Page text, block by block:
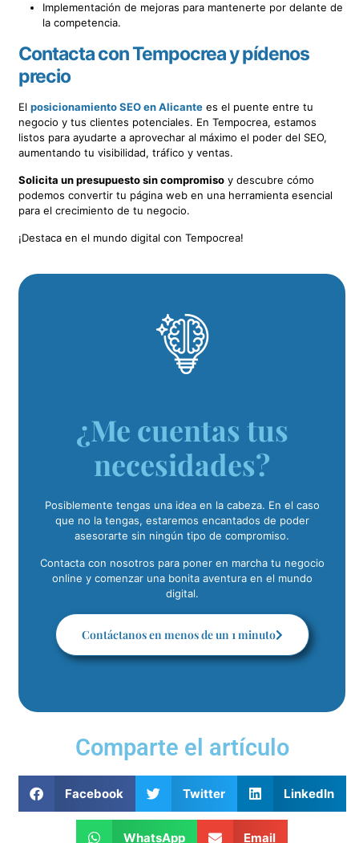
Implementación de mejoras para mantenerte por delante de
la competencia.
Contacta con Tempocrea y pídenos
precio
Elposicionamiento SEO en Alicante es el puente entre tu
negocio y tus clientes potenciales. En Tempocrea, estamos
listos para ayudarte a aprovechar al máximo el poder del SEO,
aumentando tu visibilidad, tráfico y ventas.
Solicita un presupuesto sin compromiso y descubre cómo
podemos convertir tu página web en una herramienta esencial
para el crecimiento de tu negocio.
¡Destaca en el mundo digital con Tempocrea!
¿Me cuentas tus
necesidades?
Posiblemente tengas una idea en la cabeza. En el caso
que no la tengas, estaremos encantados de poder
asesorarte sin ningún tipo de compromiso.
Contacta con nosotros para poner en marcha tu negocio
online y comenzar una bonita aventura en el mundo
digital.
Contáctanos en menos de un 1 minuto
Comparte el artículo
Facebook Twitter LinkedIn
WhatsApp Email